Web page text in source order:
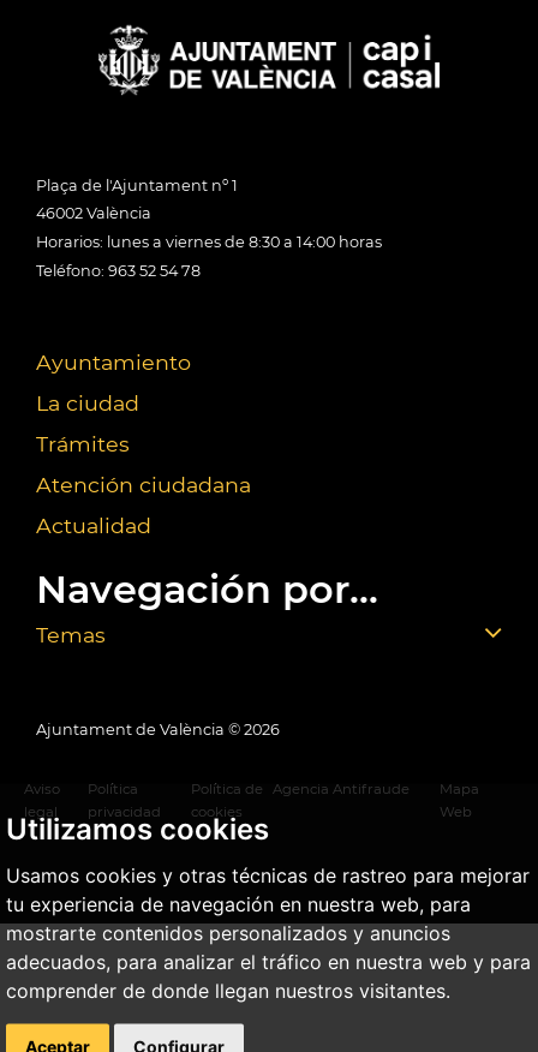
Utilizamos cookies
Usamos cookies y otras técnicas de rastreo para mejorar
tu experiencia de navegación en nuestra web, para
mostrarte contenidos personalizados y anuncios
adecuados, para analizar el tráfico en nuestra web y para
comprender de donde llegan nuestros visitantes.
Aceptar Configurar
Plaça de l'Ajuntament nº 1
46002 València
Horarios: lunes a viernes de 8:30 a 14:00 horas
Teléfono: 963 52 54 78
Ayuntamiento
La ciudad
Trámites
Atención ciudadana
Actualidad
Navegación por...
Temas
Ajuntament de València © 2026
Aviso
legal
Política
privacidad
Política de
cookies
Agencia Antifraude
Mapa
Web